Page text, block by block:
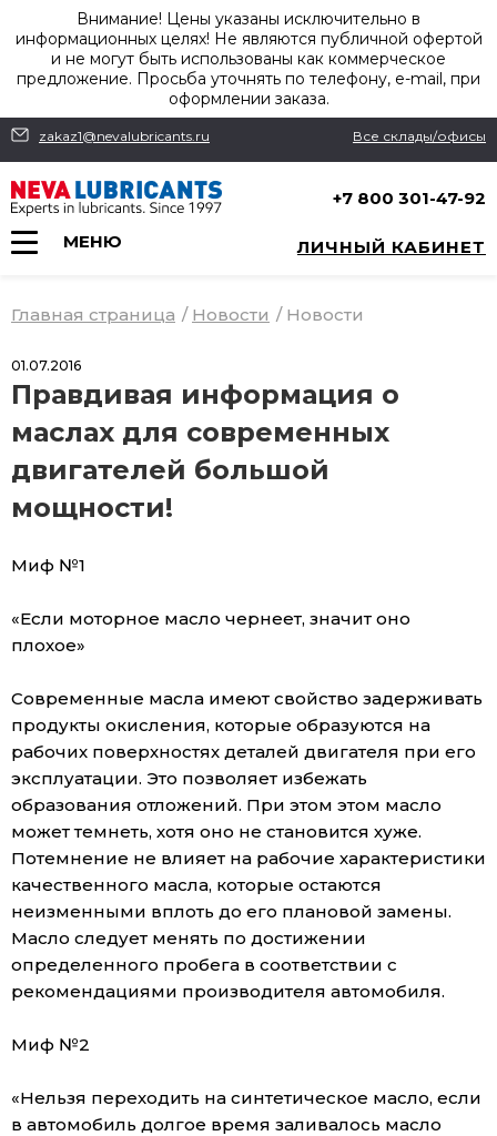
Внимание! Цены указаны исключительно в
информационных целях! Не являются публичной офертой
и не могут быть использованы как коммерческое
предложение. Просьба уточнять по телефону, e-mail, при
оформлении заказа.
zakaz1@nevalubricants.ru Все склады/офисы
+7 800 301-47-92
МЕНЮ ЛИЧНЫЙ КАБИНЕТ
Главная страница / Новости / Новости
01.07.2016
Правдивая информация о
маслах для современных
двигателей большой
мощности!
Миф №1
«Если моторное масло чернеет, значит оно
плохое»
Современные масла имеют свойство задерживать
продукты окисления, которые образуются на
рабочих поверхностях деталей двигателя при его
эксплуатации. Это позволяет избежать
образования отложений. При этом этом масло
может темнеть, хотя оно не становится хуже.
Потемнение не влияет на рабочие характеристики
качественного масла, которые остаются
неизменными вплоть до его плановой замены.
Масло следует менять по достижении
определенного пробега в соответствии с
рекомендациями производителя автомобиля.
Миф №2
«Нельзя переходить на синтетическое масло, если
в автомобиль долгое время заливалось масло